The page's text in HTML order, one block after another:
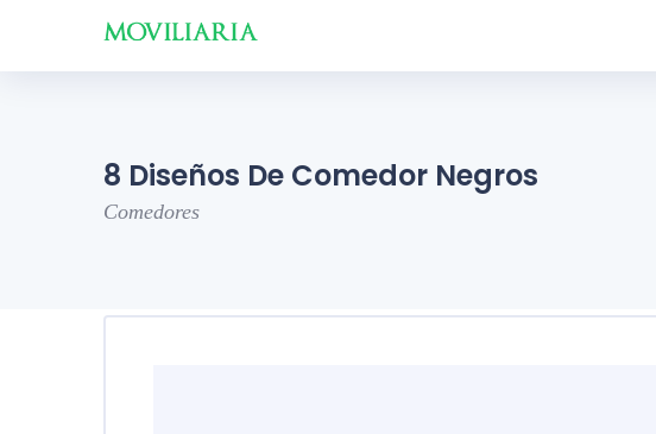
8 Diseños De Comedor Negros
Comedores